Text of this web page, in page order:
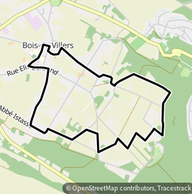
© OpenStreetMap contributors, Tracestrack